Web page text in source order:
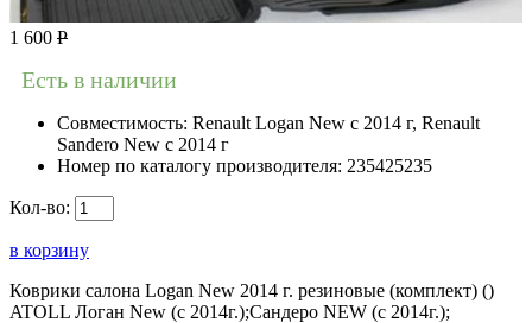
1 600 Р
Есть в наличии
Совместимость: Renault Logan New с 2014 г, Renault
Sandero New с 2014 г
Номер по каталогу производителя: 235425235
Кол-во:
в корзину
Коврики салона Logan New 2014 г. резиновые (комплект) ()
ATOLL Логан New (с 2014г.);Сандеро NEW (с 2014г.);